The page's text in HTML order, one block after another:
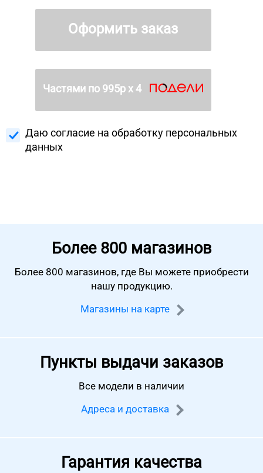
Оформить заказ
Частями по 995р х 4
Даю согласие на обработку персональных
данных
Более 800 магазинов
Более 800 магазинов, где Вы можете приобрести
нашу продукцию.
Магазины на карте
Пункты выдачи заказов
Все модели в наличии
Адреса и доставка
Гарантия качества